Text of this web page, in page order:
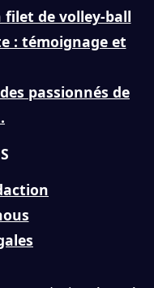
de volley-ball
: témoignage et
passionnés de